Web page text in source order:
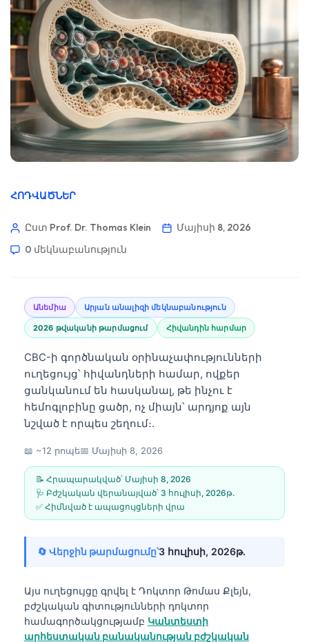
ՀՈԴՎԱԾՆԵՐ
Ըստ Prof. Dr. Thomas Klein
Մայիսի 8, 2026
0 մեկնաբանություն
Անեմիա Արյան անալիզի մեկնաբանություն
2026 թվականի թարմացում Հիվանդին հարմար
CBC-ի գործնական օրինաչափությունների
ուղեցույց՝ հիվանդների համար, ովքեր
ցանկանում են հասկանալ, թե ինչու է
հեմոգլոբինը ցածր, ոչ միայն՝ արդյոք այն
նշված է որպես շեղում։.
📖 ~12 րոպե📅 Մայիսի 8, 2026
📝 Հրապարակված՝ Մայիսի 8, 2026
🩺 Բժշկական վերանայված՝ 3 հուլիսի, 2026թ․
✅ Հիմնված է ապացույցների վրա
🔄 Վերջին թարմացումը՝3 հուլիսի, 2026թ․
Այս ուղեցույցը գրվել է Դոկտոր Թոմաս Քլեյն,
բժշկական գիտությունների դոկտոր
համագործակցությամբ Կանտեստի
արհեստական բանականության բժշկական